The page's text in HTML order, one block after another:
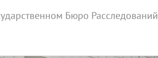
Бюро Расследований